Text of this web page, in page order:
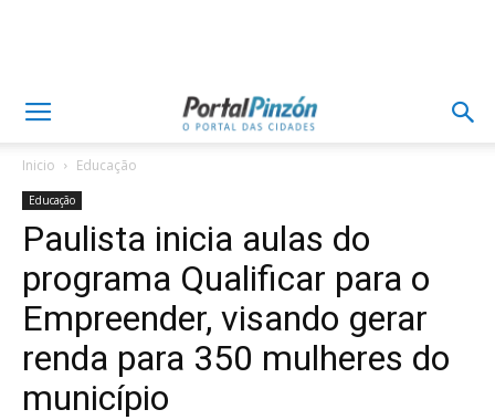
Inicio Educação
Educação
Paulista inicia aulas do
programa Qualificar para o
Empreender, visando gerar
renda para 350 mulheres do
município